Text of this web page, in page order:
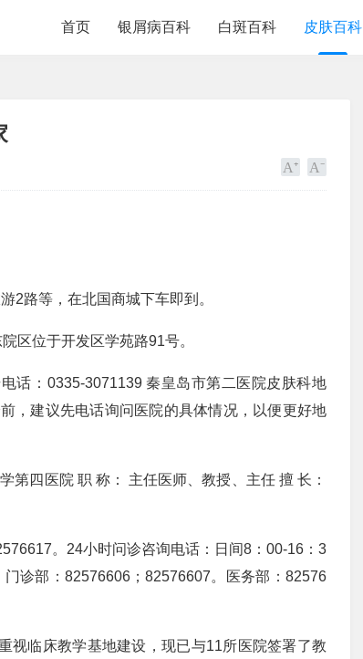
首页 银屑病百科 白斑百科 皮肤百科
2路等，在北国商城下车即到。
区位于开发区学苑路91号。
话：0335-3071139 秦皇岛市第二医院皮肤科地
，建议先电话询问医院的具体情况，以便更好地
第四医院 职 称： 主任医师、教授、主任 擅 长：
。24小时问诊咨询电话：日间8：00-16：3
诊部：82576606；82576607。医务部：82576
视临床教学基地建设，现已与11所医院签署了教